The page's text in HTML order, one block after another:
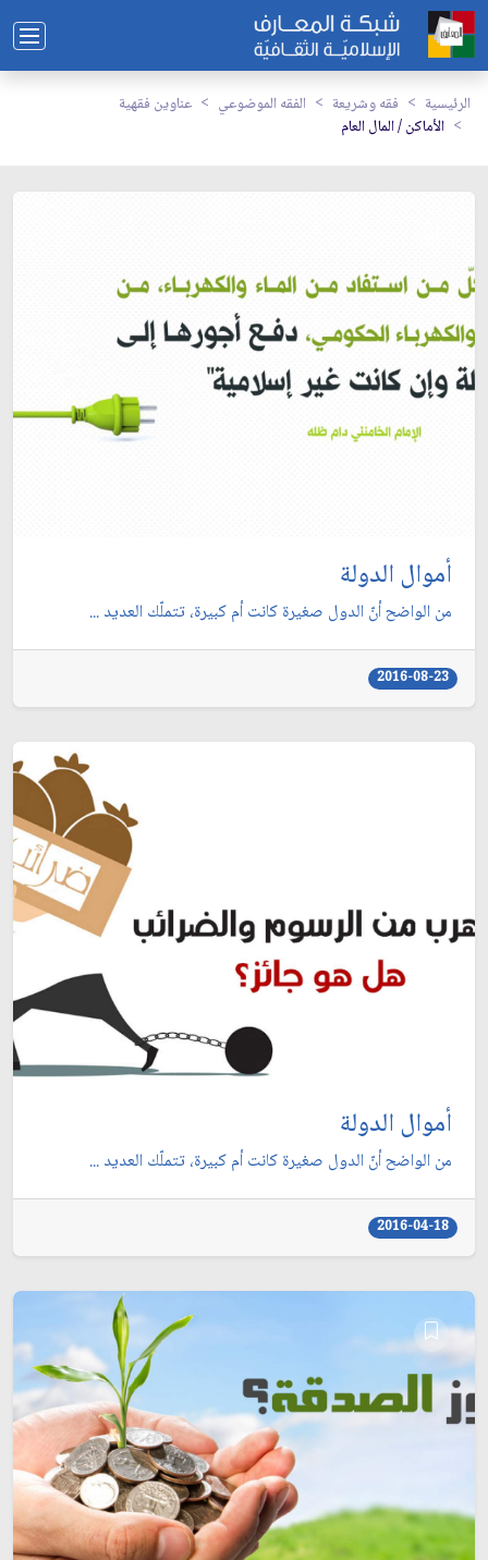
الرئيسية فقه وشريعة الفقه الموضوعي
عناوين فقهية
الأماكن / المال العام
أموال الدولة
من الواضح أنّ الدول صغيرة كانت أم كبيرة، تتملّك العديد ...
2016-08-23
أموال الدولة
من الواضح أنّ الدول صغيرة كانت أم كبيرة، تتملّك العديد ...
2016-04-18